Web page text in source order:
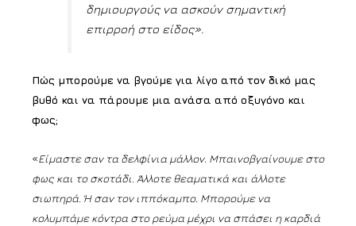
δημιουργούς να ασκούν σημαντική
επιρροή στο είδος».
Πώς μπορούμε να βγούμε για λίγο από τον δικό μας
βυθό και να πάρουμε μια ανάσα από οξυγόνο και
φως;
«Είμαστε σαν τα δελφίνια μάλλον. Μπαινοβγαίνουμε στο
φως και το σκοτάδι. Άλλοτε θεαματικά και άλλοτε
σιωπηρά. Ή σαν τον ιππόκαμπο. Μπορούμε να
κολυμπάμε κόντρα στο ρεύμα μέχρι να σπάσει η καρδιά